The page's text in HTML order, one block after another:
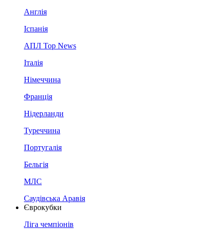
Англія
Іспанія
АПЛ Top News
Італія
Німеччина
Франція
Нідерланди
Туреччина
Португалія
Бельгія
МЛС
Саудівська Аравія
Єврокубки
Ліга чемпіонів